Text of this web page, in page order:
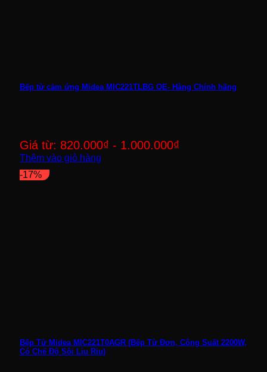
Bếp từ cảm ứng Midea MIC221TLBG OE- Hàng Chính hãng
Giá từ: 820.000₫ - 1.000.000₫
Thêm vào giỏ hàng
-17%
Bếp Từ Midea MIC221T0AGR (Bếp Từ Đơn, Công Suất 2200W,
Có Chế Độ Sôi Liu Riu)